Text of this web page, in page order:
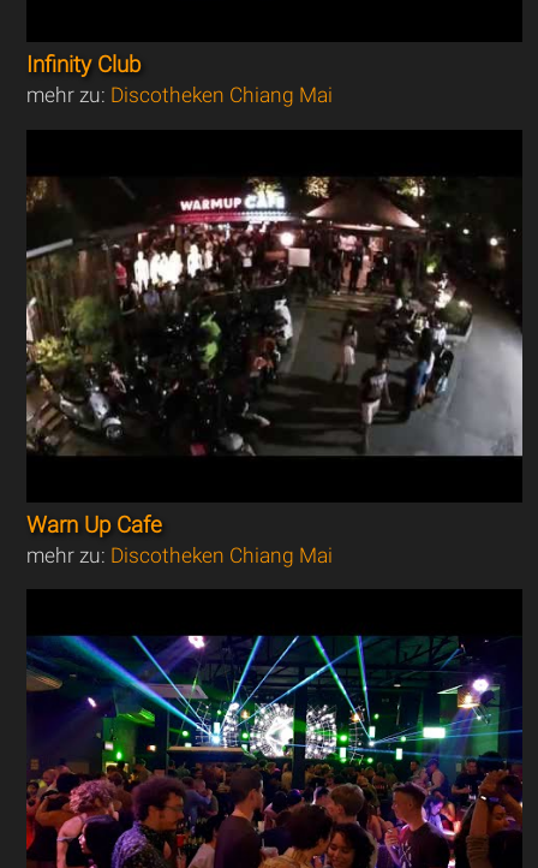
Infinity Club
mehr zu: Discotheken Chiang Mai
Warn Up Cafe
mehr zu: Discotheken Chiang Mai